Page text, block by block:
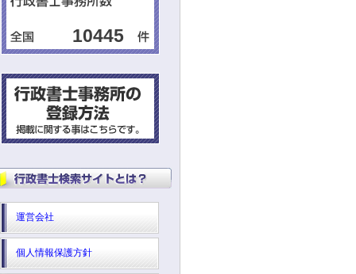
10445
運営会社
個人情報保護方針